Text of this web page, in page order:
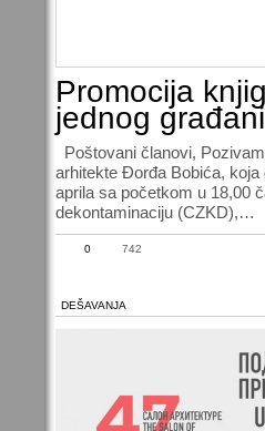
Promocija
jednog
Poštovani članovi,
arhitekte Đorđa Bobića,
aprila sa početkom u 18,00
dekontaminaciju (CZKD),…
0 742
DEŠAVANJA